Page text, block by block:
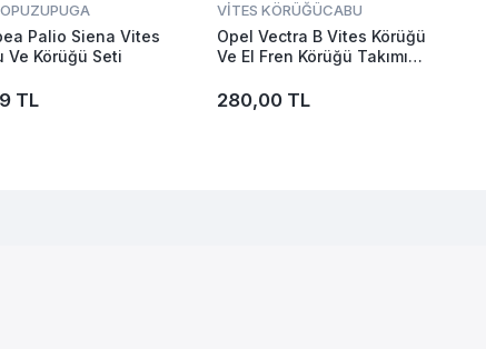
PUGA
Palio Siena Vites
Ve Körüğü Seti
TL
VİTES KÖRÜĞÜCABU
Opel Vectra B Vites Körüğü
Ve El Fren Körüğü Takımı
Ürün-ücre
280,00 TL